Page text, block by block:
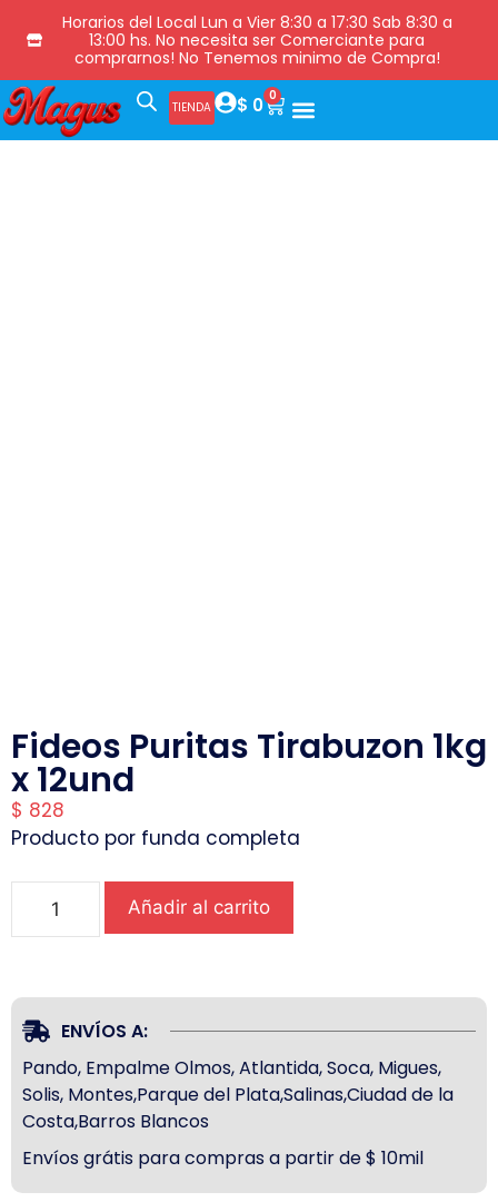
Horarios del Local Lun a Vier 8:30 a 17:30 Sab 8:30 a
13:00 hs. No necesita ser Comerciante para
comprarnos! No Tenemos minimo de Compra!
TIENDA $ 0 0
Fideos Puritas Tirabuzon 1kg
x 12und
$ 828
Producto por funda completa
Añadir al carrito
ENVÍOS A:
Pando, Empalme Olmos, Atlantida, Soca, Migues,
Solis, Montes,Parque del Plata,Salinas,Ciudad de la
Costa,Barros Blancos
Envíos grátis para compras a partir de $ 10mil